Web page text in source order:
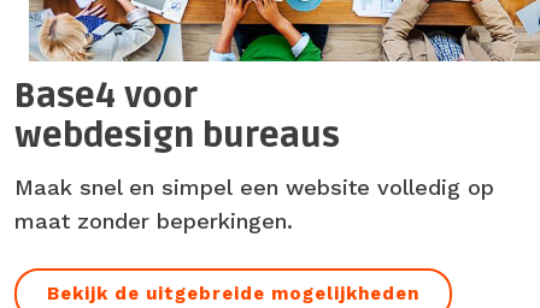
Base4 voor
webdesign bureaus
Maak snel en simpel een website volledig op
maat zonder beperkingen.
Bekijk de uitgebreide mogelijkheden